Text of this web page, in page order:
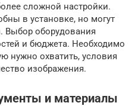
сложной настройки.
в установке, но могут
оборудования
и бюджета. Необходимо
нужно охватить, условия
изображения.
и материалы